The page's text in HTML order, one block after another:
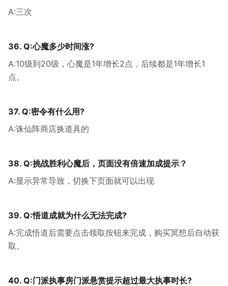
A:三次
36. Q:心魔多少时间涨?
A:10级到20级，心魔是1年增长2点，后续都是1年增长1
点。
37. Q:密令有什么用?
A:诛仙阵商店换道具的
38. Q:挑战胜利心魔后，页面没有倍速加成提示？
A:显示异常导致，切换下页面就可以出现
39. Q:悟道成就为什么无法完成?
A:完成悟道后需要点击领取按钮来完成，购买冥想后自动获
取。
40. Q:门派执事房门派悬赏提示超过最大执事时长?